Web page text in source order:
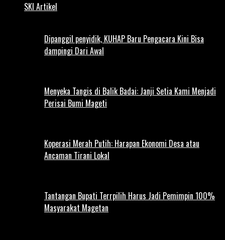
SKI Artikel
Dipanggil penyidik, KUHAP Baru Pengacara Kini Bisa
dampingi Dari Awal
Menyeka Tangis di Balik Badai: Janji Setia Kami Menjadi
Perisai Bumi Mageti
Koperasi Merah Putih: Harapan Ekonomi Desa atau
Ancaman Tirani Lokal
Tantangan Bupati Terrpilih Harus Jadi Pemimpin 100%
Masyarakat Magetan